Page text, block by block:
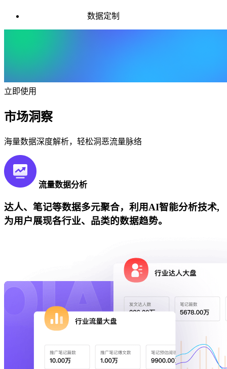
数据定制
立即使用
市场洞察
海量数据深度解析，轻松洞恶流量脉络
流量数据分析
达人、笔记等数据多元聚合，利用AI智能分析技术,
为用户展现各行业、品类的数据趋势。